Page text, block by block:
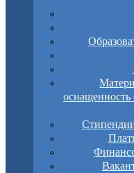
оснащенность